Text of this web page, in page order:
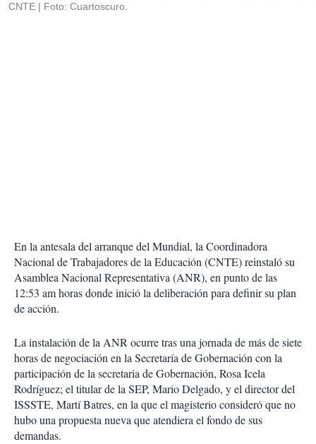
CNTE Foto: Cuartoscuro.
En la antesala del arranque del Mundial, la Coordinadora
Nacional de Trabajadores de la Educación (CNTE) reinstaló su
Asamblea Nacional Representativa (ANR), en punto de las
12:53 am horas donde inició la deliberación para definir su plan
de acción.
La instalación de la ANR ocurre tras una jornada de más de siete
horas de negociación en la Secretaría de Gobernación con la
participación de la secretaria de Gobernación, Rosa Icela
Rodríguez; el titular de la SEP, Mario Delgado, y el director del
ISSSTE, Martí Batres, en la que el magisterio consideró que no
hubo una propuesta nueva que atendiera el fondo de sus
demandas.